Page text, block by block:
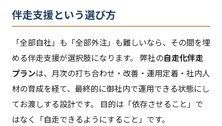
伴走支援という選び方
「全部自社」も「全部外注」も難しいなら、その間を埋
める伴走支援が選択肢になります。 弊社の自走化伴走
プランは、月次の打ち合わせ・改善・運用定着・社内人
材の育成を経て、最終的に御社内で運用できる状態にし
てお渡しする設計です。 目的は「依存させること」で
はなく「自走できるようにすること」です。